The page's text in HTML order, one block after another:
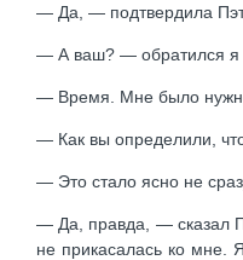
— Да, — подтвердила
— А ваш? — обратился я
— Время. Мне было
— Как вы определили,
— Это стало ясно не
— Да, правда, — сказал
не прикасалась ко мне.